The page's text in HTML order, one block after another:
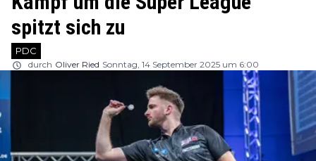
spitzt sich zu
PDC
durch Oliver Ried Sonntag, 14 September 2025 um 6:00